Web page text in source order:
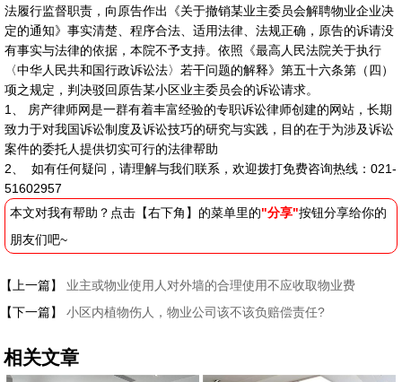
法履行监督职责，向原告作出《关于撤销某业主委员会解聘物业企业决
定的通知》事实清楚、程序合法、适用法律、法规正确，原告的诉请没
有事实与法律的依据，本院不予支持。依照《最高人民法院关于执行
〈中华人民共和国行政诉讼法〉若干问题的解释》第五十六条第（四）
项之规定，判决驳回原告某小区业主委员会的诉讼请求。
1、 房产律师网是一群有着丰富经验的专职诉讼律师创建的网站，长期
致力于对我国诉讼制度及诉讼技巧的研究与实践，目的在于为涉及诉讼
案件的委托人提供切实可行的法律帮助
2、 如有任何疑问，请理解与我们联系，欢迎拨打免费咨询热线：021-
51602957
本文对我有帮助？点击【右下角】的菜单里的"分享"按钮分享给你的
朋友们吧~
【上一篇】
业主或物业使用人对外墙的合理使用不应收取物业费
【下一篇】
小区内植物伤人，物业公司该不该负赔偿责任?
相关文章